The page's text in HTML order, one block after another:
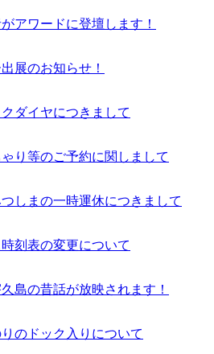
アワードに登壇します！
展のお知らせ！
ダイヤにつきまして
り等のご予約に関しまして
しまの一時運休につきまして
刻表の変更について
久島の昔話が放映されます！
のドック入りについて